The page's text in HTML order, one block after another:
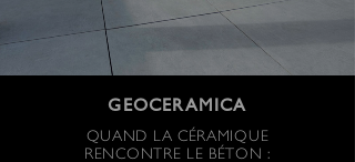
GEOCERAMICA
QUAND LA CÉRAMIQUE
RENCONTRE LE BÉTON :